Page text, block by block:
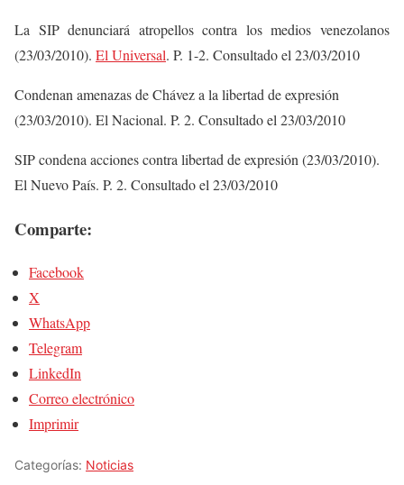
La SIP denunciará atropellos contra los medios venezolanos
(23/03/2010). El Universal. P. 1-2. Consultado el 23/03/2010
Condenan amenazas de Chávez a la libertad de expresión
(23/03/2010). El Nacional. P. 2. Consultado el 23/03/2010
SIP condena acciones contra libertad de expresión (23/03/2010).
El Nuevo País. P. 2. Consultado el 23/03/2010
Comparte:
Facebook
X
WhatsApp
Telegram
LinkedIn
Correo electrónico
Imprimir
Categorías: Noticias